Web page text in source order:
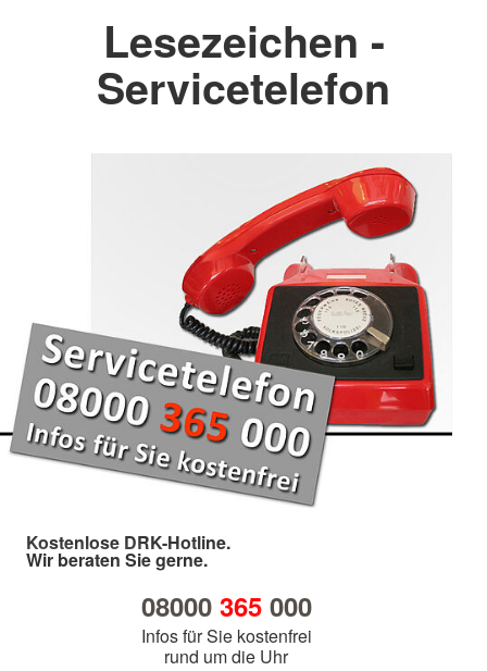
Lesezeichen -
Servicetelefon
Kostenlose DRK-Hotline.
Wir beraten Sie gerne.
08000 365000
Infos für Sie kostenfrei
rund um die Uhr